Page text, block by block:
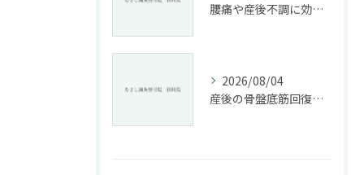
腰痛や産後不調に効く整骨院の施術と姿勢改善法
2026/08/04
産後の骨盤底筋回復法と整骨院活用